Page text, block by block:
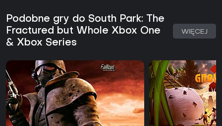
Podobne gry do South Park: The
Fractured but Whole Xbox One
& Xbox Series
WIĘCEJ